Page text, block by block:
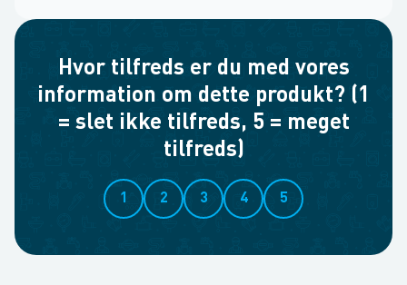
Hvor tilfreds er du med vores
information om dette produkt? (1
= slet ikke tilfreds, 5 = meget
tilfreds)
1 2 3 4 5